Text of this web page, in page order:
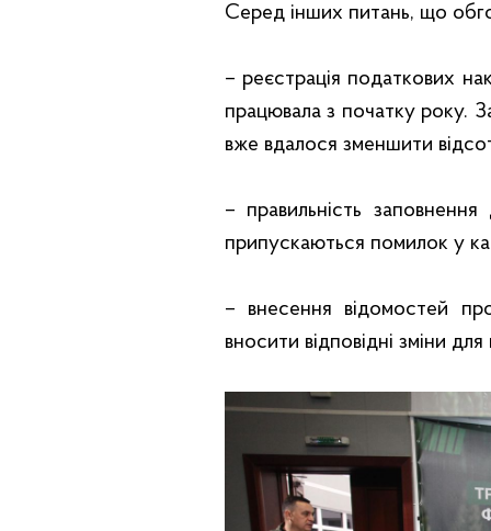
Серед інших питань, що
– реєстрація податкових
працювала з початку року.
вже вдалося зменшити
– правильність
припускаються помилок у
– внесення відомостей
вносити відповідні зміни